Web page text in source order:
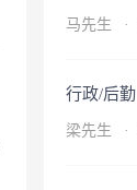
马先生 ·
行政/后勤
梁先生 ·